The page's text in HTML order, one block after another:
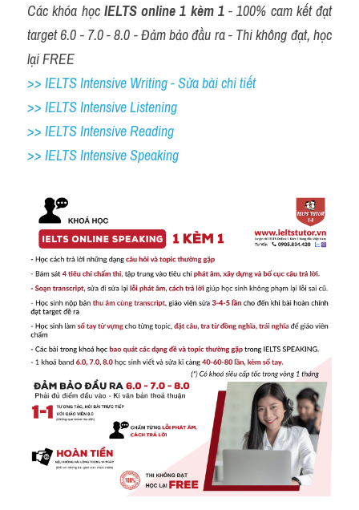
Các khóa học IELTS online 1 kèm 1 - 100% cam kết đạt
target 6.0 - 7.0 - 8.0 - Đảm bảo đầu ra - Thi không đạt, học
lại FREE
>> IELTS Intensive Writing - Sửa bài chi tiết
>> IELTS Intensive Listening
>> IELTS Intensive Reading
>> IELTS Intensive Speaking